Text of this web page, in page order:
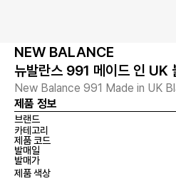
NEW BALANCE
뉴발란스 991 메이드 인 UK
New Balance 991 Made in UK
제품 정보
브랜드
카테고리
제품 코드
발매일
발매가
제품 색상